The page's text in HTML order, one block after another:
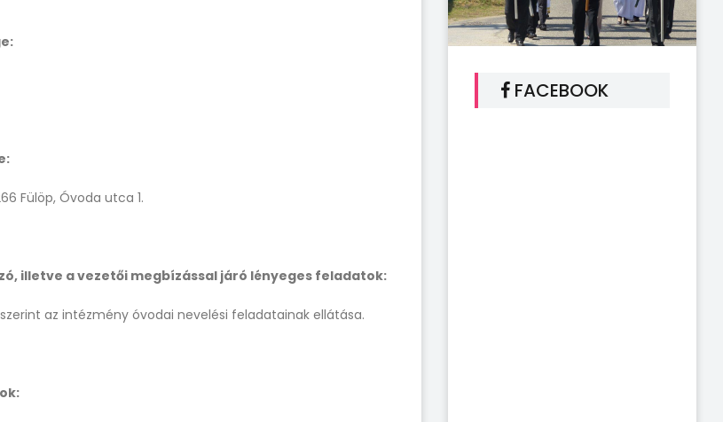
Fülöp, Óvoda utca 1.
illetve a vezetői megbízással járó lényeges feladatok:
az intézmény óvodai nevelési feladatainak ellátása.
FACEBOOK